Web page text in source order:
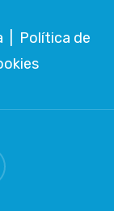
Política de